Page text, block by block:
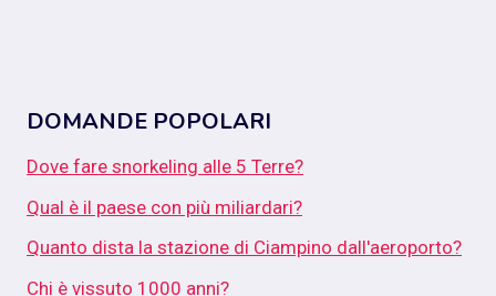
DOMANDE POPOLARI
Dove fare snorkeling alle 5 Terre?
Qual è il paese con più miliardari?
Quanto dista la stazione di Ciampino dall'aeroporto?
Chi è vissuto 1000 anni?